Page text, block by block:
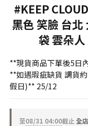
#KEEP
黑色 笑臉 台北
袋 雲朵人
**現貨商品下單後5日
**如遇瑕疵缺貨 調貨
假日)** 25/12
至08/31 04:00截止全